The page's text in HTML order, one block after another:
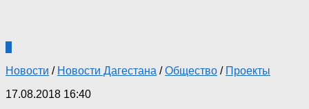
Новости / Новости Дагестана /Общество / Проекты
17.08.2018 16:40